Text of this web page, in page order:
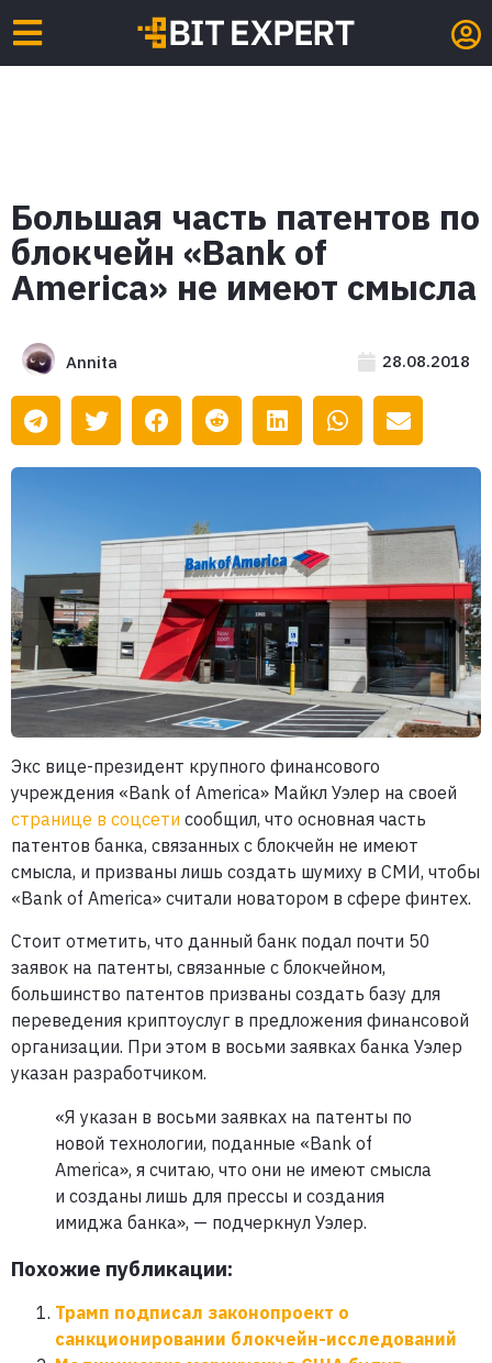
Большая часть патентов по
блокчейн «Bank of
America» не имеют смысла
Annita 28.08.2018
Экс вице-президент крупного финансового
учреждения «Bank of America» Майкл Уэлер на своей
странице в соцсети сообщил, что основная часть
патентов банка, связанных с блокчейн не имеют
смысла, и призваны лишь создать шумиху в СМИ, чтобы
«Bank of America» считали новатором в сфере финтех.
Стоит отметить, что данный банк подал почти 50
заявок на патенты, связанные с блокчейном,
большинство патентов призваны создать базу для
переведения криптоуслуг в предложения финансовой
организации. При этом в восьми заявках банка Уэлер
указан разработчиком.
«Я указан в восьми заявках на патенты по
новой технологии, поданные «Bank of
America», я считаю, что они не имеют смысла
и созданы лишь для прессы и создания
имиджа банка», — подчеркнул Уэлер.
Похожие публикации:
Трамп подписал законопроект о
санкционировании блокчейн-исследований